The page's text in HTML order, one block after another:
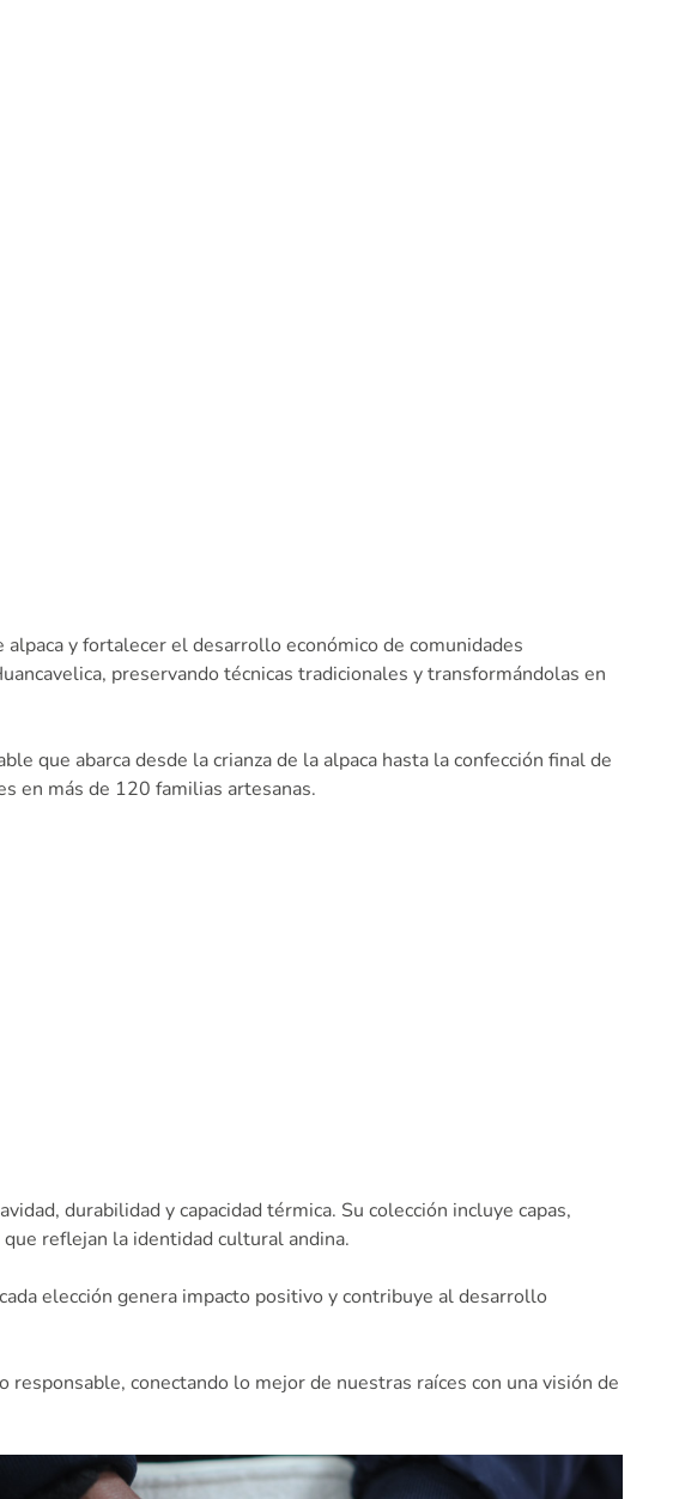
y fortalecer el desarrollo económico de comunidades
preservando técnicas tradicionales y transformándolas en
que abarca desde la crianza de la alpaca hasta la confección final de
en más de 120 familias artesanas.
durabilidad y capacidad térmica. Su colección incluye capas,
reflejan la identidad cultural andina.
elección genera impacto positivo y contribuye al desarrollo
conectando lo mejor de nuestras raíces con una visión de